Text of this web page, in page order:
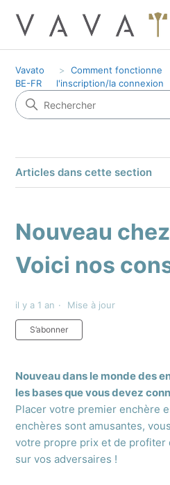
Vavato
BE-FR
Comment fonctionne
l'inscription/la connexion
Articles dans cette section
Nouveau
Voici nos
il y a 1 an Mise à jour
S’abonner
Nouveau dans le monde des
les bases que vous devez
Placer votre premier enchère
enchères sont amusantes,
votre propre prix et de
sur vos adversaires !